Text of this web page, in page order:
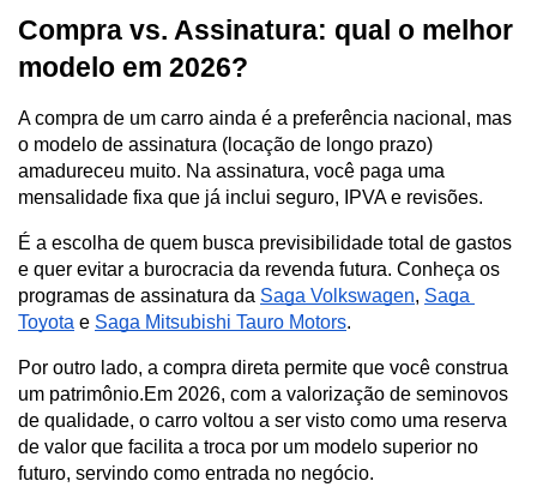
Compra vs. Assinatura: qual o melhor
modelo em 2026?
A compra de um carro ainda é a preferência nacional, mas
o modelo de assinatura (locação de longo prazo)
amadureceu muito. Na assinatura, você paga uma
mensalidade fixa que já inclui seguro, IPVA e revisões.
É a escolha de quem busca previsibilidade total de gastos
e quer evitar a burocracia da revenda futura. Conheça os
programas de assinatura da Saga Volkswagen, Saga
Toyota e Saga Mitsubishi Tauro Motors.
Por outro lado, a compra direta permite que você construa
um patrimônio.Em 2026, com a valorização de seminovos
de qualidade, o carro voltou a ser visto como uma reserva
de valor que facilita a troca por um modelo superior no
futuro, servindo como entrada no negócio.